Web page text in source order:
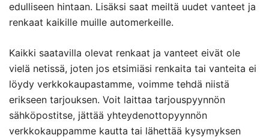
edulliseen hintaan. Lisäksi saat meiltä uudet vanteet ja
renkaat kaikille muille automerkeille.
Kaikki saatavilla olevat renkaat ja vanteet eivät ole
vielä netissä, joten jos etsimiäsi renkaita tai vanteita ei
löydy verkkokaupastamme, voimme tehdä niistä
erikseen tarjouksen. Voit laittaa tarjouspyynnön
sähköpostitse, jättää yhteydenottopyynnön
verkkokauppamme kautta tai lähettää kysymyksen